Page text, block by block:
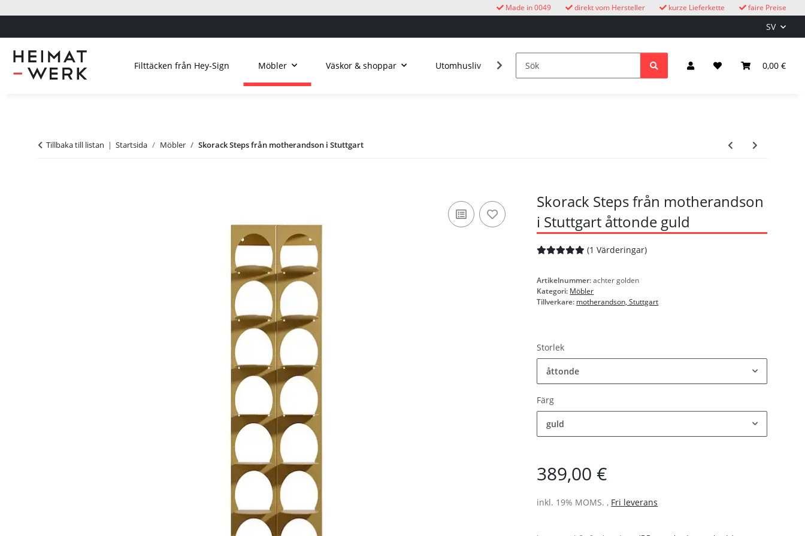
faire Preise
kurze Lieferkette
direkt vom Hersteller
Made in 0049
SV
0,00 €
Filttäcken från Hey-Sign Möbler Väskor & shoppar Utomhusliv Kuckucksuhren Belysning & el
Tillbaka till listan Startsida Möbler Skorack Steps från motherandson i Stuttgart
Skorack Steps från motherandson
i Stuttgart åttonde guld
(1 Värderingar)
Artikelnummer:achter golden
Kategori: Möbler
Tillverkare: motherandson, Stuttgart
Storlek
åttonde
Färg
guld
389,00 €
inkl. 19% MOMS. , Fri leverans